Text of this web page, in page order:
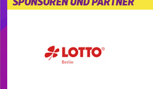
SPONSOREN UND PARTNER